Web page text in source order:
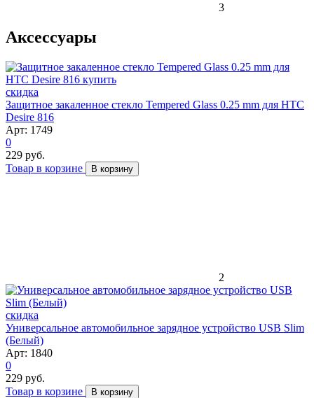
3
Аксессуары
скидка
Защитное закаленное стекло Tempered Glass 0.25 mm для HTC
Desire 816
Арт: 1749
0
229 руб.
Товар в корзине
В корзину
2
скидка
Универсальное автомобильное зарядное устройство USB Slim
(Белый)
Арт: 1840
0
229 руб.
Товар в корзине
В корзину